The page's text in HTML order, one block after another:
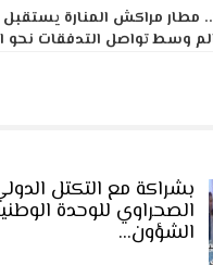
عملية مرحبا 2026.. مطار مراكش المنارة
بشراكة مع التكتل
الصحراوي للوحدة
الشؤون…